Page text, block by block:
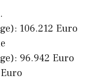
106.212 Euro
96.942 Euro